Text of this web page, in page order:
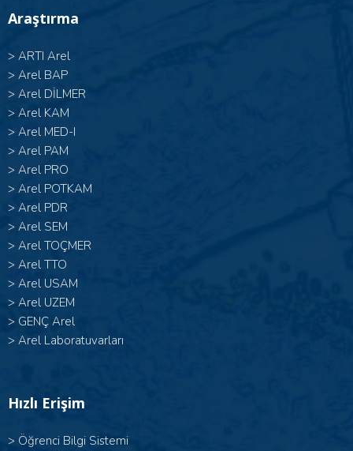
Araştırma
> ARTI Arel
> Arel BAP
> Arel DİLMER
> Arel KAM
> Arel MED-I
> Arel PAM
> Arel PRO
> Arel POTKAM
> Arel PDR
> Arel SEM
> Arel TOÇMER
> Arel TTO
> Arel USAM
> Arel UZEM
> GENÇ Arel
> Arel Laboratuvarları
Hızlı Erişim
> Öğrenci Bilgi Sistemi